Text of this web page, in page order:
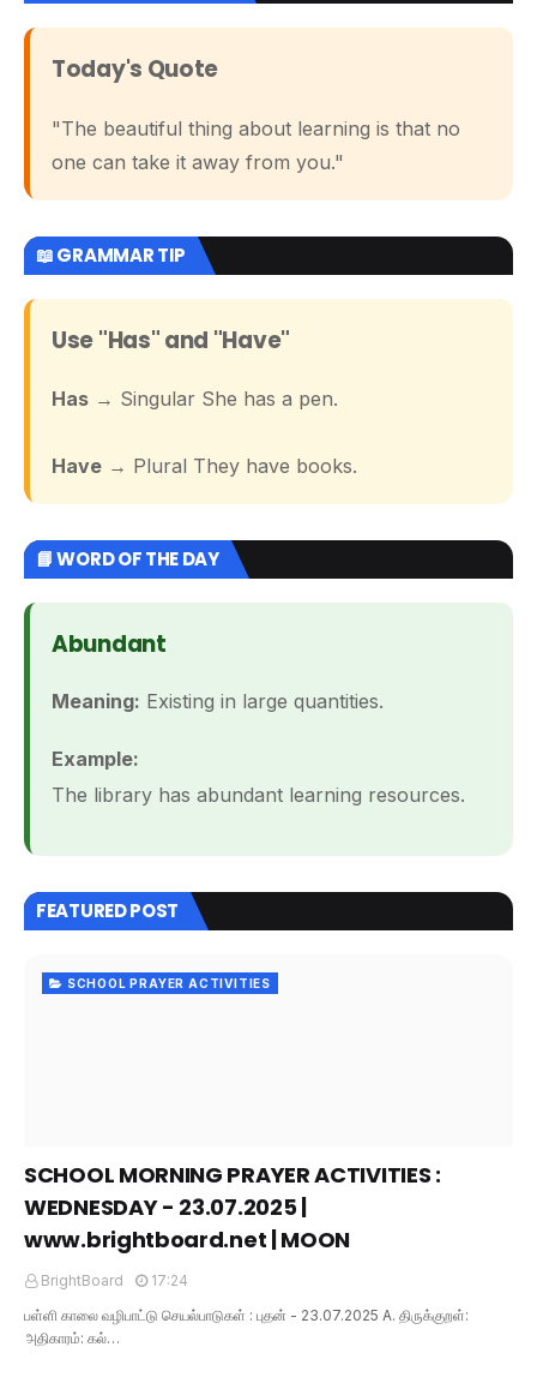
Today's Quote
"The beautiful thing about learning is that no
one can take it away from you."
📖 GRAMMAR TIP
Use "Has" and "Have"
Has → Singular She has a pen.
Have → Plural They have books.
📘 WORD OF THE DAY
Abundant
Meaning: Existing in large quantities.
Example:
The library has abundant learning resources.
FEATURED POST
SCHOOL PRAYER ACTIVITIES
SCHOOL MORNING PRAYER ACTIVITIES :
WEDNESDAY - 23.07.2025 |
www.brightboard.net | MOON
BrightBoard
17:24
பள்ளி காலை வழிபாட்டு செயல்பாடுகள் : புதன் - 23.07.2025 A. திருக்குறள்:
அதிகாரம்: கல்…